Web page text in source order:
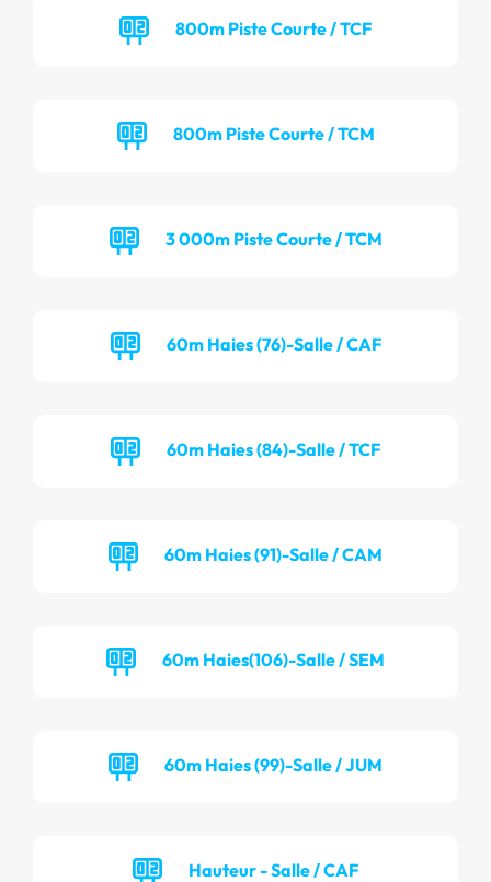
800m Piste Courte / TCF
800m Piste Courte / TCM
3 000m Piste Courte / TCM
60m Haies (76)-Salle / CAF
60m Haies (84)-Salle / TCF
60m Haies (91)-Salle / CAM
60m Haies(106)-Salle / SEM
60m Haies (99)-Salle / JUM
Hauteur - Salle / CAF